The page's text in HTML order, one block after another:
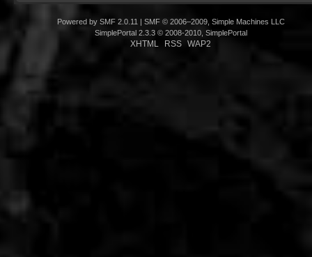
Powered by SMF 2.0.11
SMF © 2006–2009, Simple Machines LLC
SimplePortal 2.3.3 © 2008-2010, SimplePortal
XHTML RSS WAP2